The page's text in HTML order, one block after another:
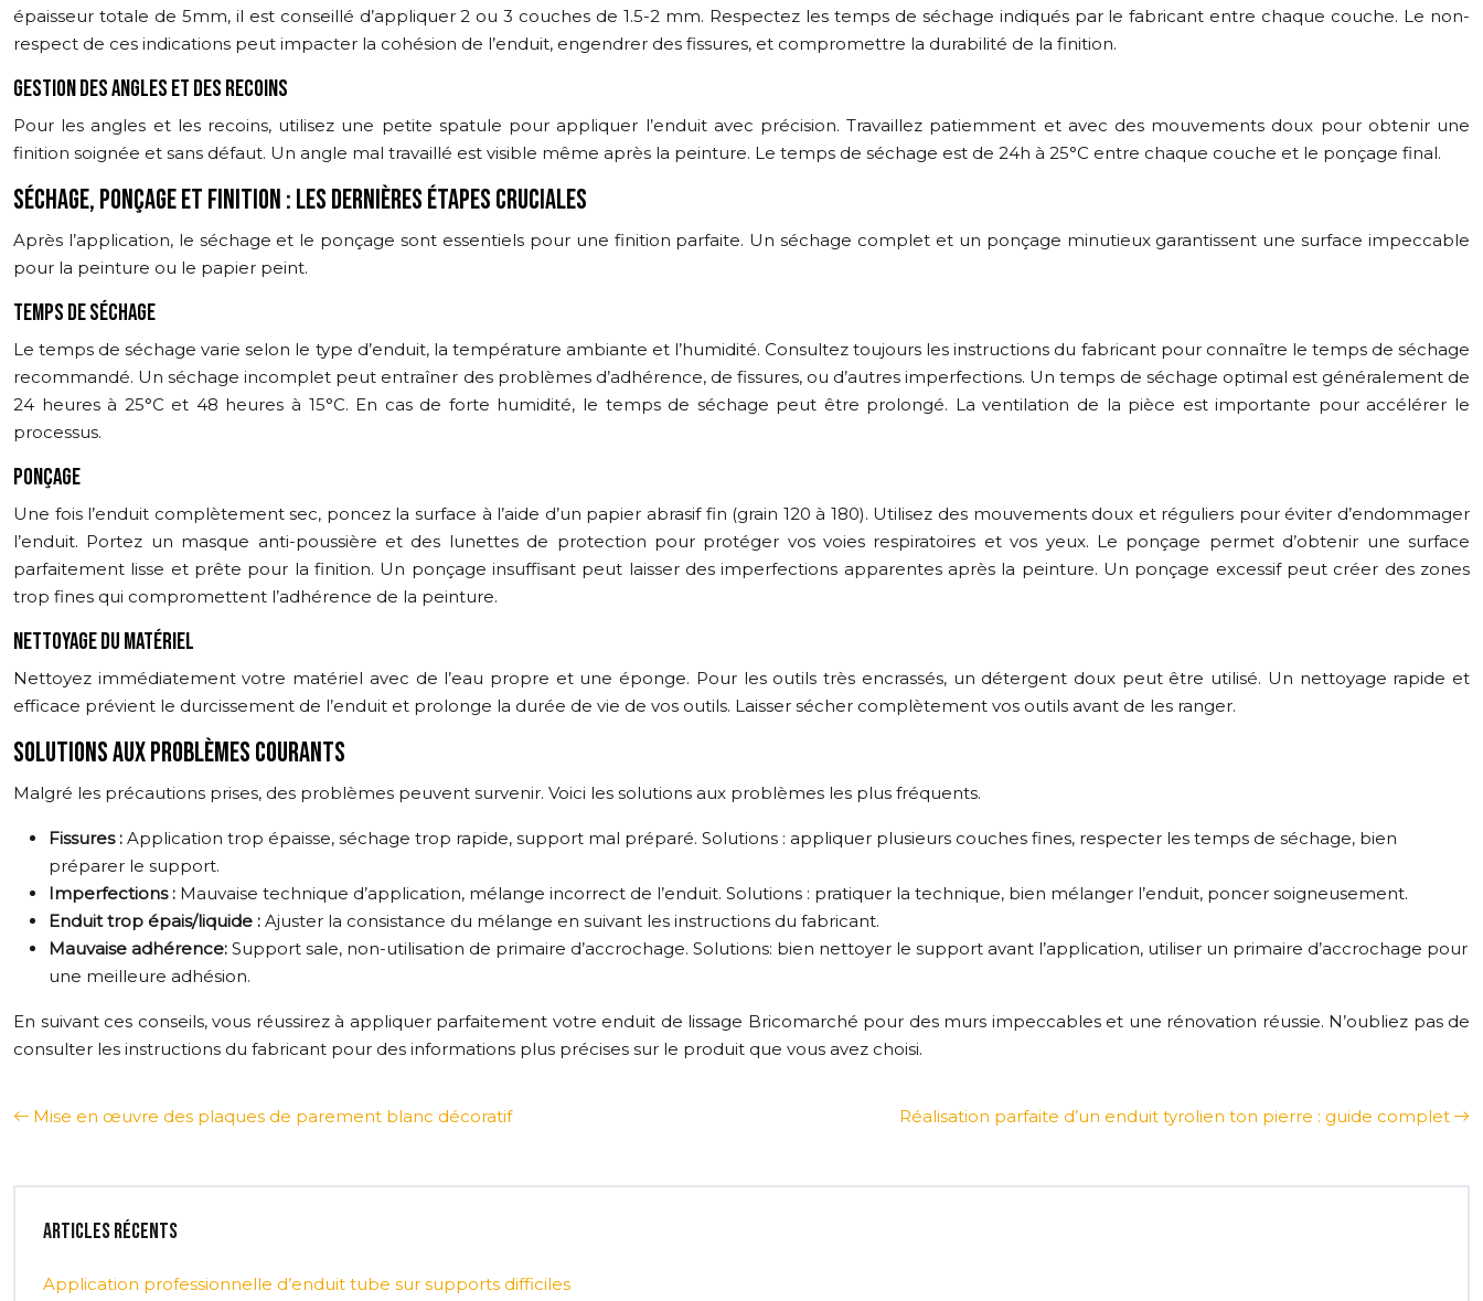
épaisseur totale de 5mm, il est conseillé d’appliquer 2 ou 3 couches de 1.5-2 mm. Respectez les temps de séchage indiqués par le fabricant entre chaque couche. Le non-
respect de ces indications peut impacter la cohésion de l’enduit, engendrer des fissures, et compromettre la durabilité de la finition.
GESTION DES ANGLES ET DES RECOINS
Pour les angles et les recoins, utilisez une petite spatule pour appliquer l’enduit avec précision. Travaillez patiemment et avec des mouvements doux pour obtenir une
finition soignée et sans défaut. Un angle mal travaillé est visible même après la peinture. Le temps de séchage est de 24h à 25°C entre chaque couche et le ponçage final.
SÉCHAGE, PONÇAGE ET FINITION : LES DERNIÈRES ÉTAPES CRUCIALES
Après l’application, le séchage et le ponçage sont essentiels pour une finition parfaite. Un séchage complet et un ponçage minutieux garantissent une surface impeccable
pour la peinture ou le papier peint.
TEMPS DE SÉCHAGE
Le temps de séchage varie selon le type d’enduit, la température ambiante et l’humidité. Consultez toujours les instructions du fabricant pour connaître le temps de séchage
recommandé. Un séchage incomplet peut entraîner des problèmes d’adhérence, de fissures, ou d’autres imperfections. Un temps de séchage optimal est généralement de
24 heures à 25°C et 48 heures à 15°C. En cas de forte humidité, le temps de séchage peut être prolongé. La ventilation de la pièce est importante pour accélérer le
processus.
PONÇAGE
Une fois l’enduit complètement sec, poncez la surface à l’aide d’un papier abrasif fin (grain 120 à 180). Utilisez des mouvements doux et réguliers pour éviter d’endommager
l’enduit. Portez un masque anti-poussière et des lunettes de protection pour protéger vos voies respiratoires et vos yeux. Le ponçage permet d’obtenir une surface
parfaitement lisse et prête pour la finition. Un ponçage insuffisant peut laisser des imperfections apparentes après la peinture. Un ponçage excessif peut créer des zones
trop fines qui compromettent l’adhérence de la peinture.
NETTOYAGE DU MATÉRIEL
Nettoyez immédiatement votre matériel avec de l’eau propre et une éponge. Pour les outils très encrassés, un détergent doux peut être utilisé. Un nettoyage rapide et
efficace prévient le durcissement de l’enduit et prolonge la durée de vie de vos outils. Laisser sécher complètement vos outils avant de les ranger.
SOLUTIONS AUX PROBLÈMES COURANTS
Malgré les précautions prises, des problèmes peuvent survenir. Voici les solutions aux problèmes les plus fréquents.
Fissures : Application trop épaisse, séchage trop rapide, support mal préparé. Solutions : appliquer plusieurs couches fines, respecter les temps de séchage, bien
préparer le support.
Imperfections : Mauvaise technique d’application, mélange incorrect de l’enduit. Solutions : pratiquer la technique, bien mélanger l’enduit, poncer soigneusement.
Enduit trop épais/liquide : Ajuster la consistance du mélange en suivant les instructions du fabricant.
Mauvaise adhérence: Support sale, non-utilisation de primaire d’accrochage. Solutions: bien nettoyer le support avant l’application, utiliser un primaire d’accrochage pour
une meilleure adhésion.
En suivant ces conseils, vous réussirez à appliquer parfaitement votre enduit de lissage Bricomarché pour des murs impeccables et une rénovation réussie. N’oubliez pas de
consulter les instructions du fabricant pour des informations plus précises sur le produit que vous avez choisi.
Mise en œuvre des plaques de parement blanc décoratif Réalisation parfaite d’un enduit tyrolien ton pierre : guide complet
Articles récents
Application professionnelle d’enduit tube sur supports difficiles